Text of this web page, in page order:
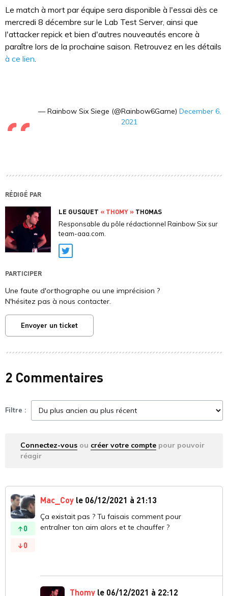
Le match à mort par équipe sera disponible à l'essai dès ce
mercredi 8 décembre sur le Lab Test Server, ainsi que
l'attacker repick et bien d'autres nouveautés encore à
paraître lors de la prochaine saison. Retrouvez en les détails
à ce lien
— Rainbow Six Siege (@Rainbow6Game) December 6,
2021
RÉDIGÉ PAR
LE GUSQUET « THOMY » THOMAS
Responsable du pôle rédactionnel Rainbow Six sur
team-aaa.com.
Twitter
PARTICIPER
Une faute d'orthographe ou une imprécision ?
N'hésitez pas à nous contacter.
Envoyer un ticket
2 Commentaires
Filtre :
Connectez-vous ou créer votre compte pour pouvoir
réagir
0
0
Mac_Coy le 06/12/2021 à 21:13
Ça existait pas ? Tu faisais comment pour
entraîner ton aim alors et te chauffer ?
Thomy le 06/12/2021 à 22:12